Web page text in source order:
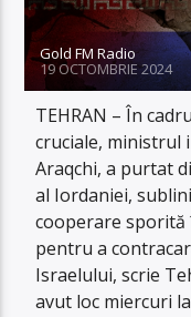
Gold FM Radio
19 OCTOMBRIE 2024
TEHRAN – În
cruciale, ministrul
Araqchi, a purtat
al Iordaniei,
cooperare
pentru a
Israelului, scrie
avut loc miercuri